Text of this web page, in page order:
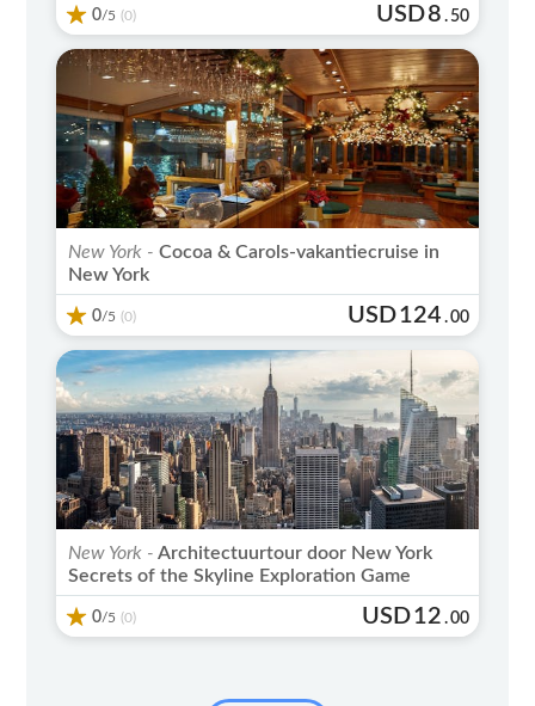
0/5 (0) USD8 . 50
New York - Cocoa & Carols-vakantiecruise in
New York
0/5 (0) USD124 .00
New York - Architectuurtour door New York
Secrets of the Skyline Exploration Game
0/5 (0) USD12 .00